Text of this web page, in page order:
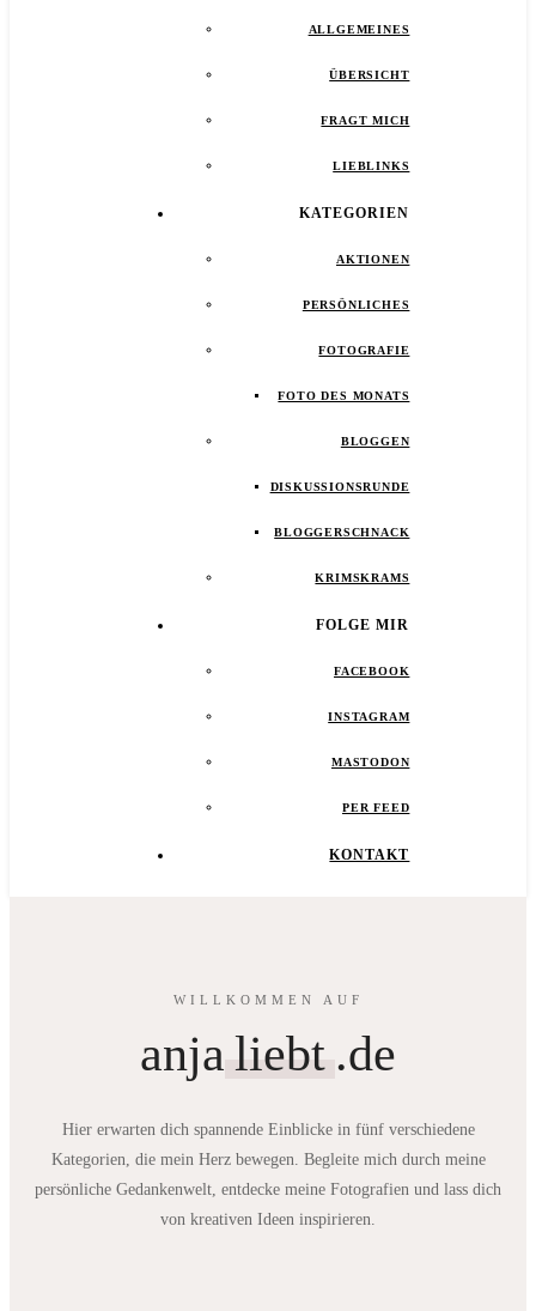
ALLGEMEINES
ÜBERSICHT
FRAGT MICH
LIEBLINKS
KATEGORIEN
AKTIONEN
PERSÖNLICHES
FOTOGRAFIE
FOTO DES MONATS
BLOGGEN
DISKUSSIONSRUNDE
BLOGGERSCHNACK
KRIMSKRAMS
FOLGE MIR
FACEBOOK
INSTAGRAM
MASTODON
PER FEED
KONTAKT
WILLKOMMEN AUF
anja liebt .de
Hier erwarten dich spannende Einblicke in fünf verschiedene
Kategorien, die mein Herz bewegen. Begleite mich durch meine
persönliche Gedankenwelt, entdecke meine Fotografien und lass dich
von kreativen Ideen inspirieren.